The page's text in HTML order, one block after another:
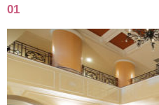
01